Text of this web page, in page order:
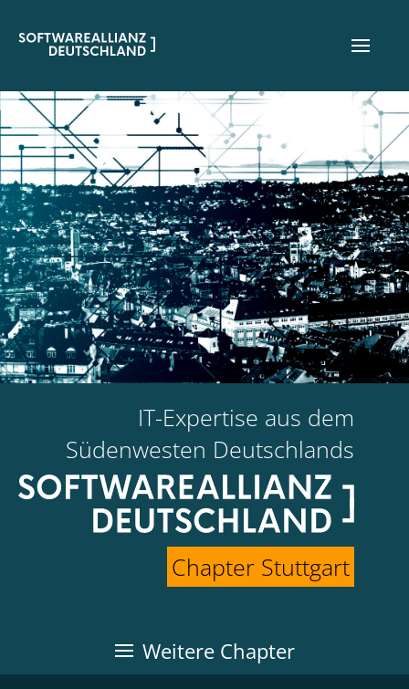
IT-Expertise aus dem
Südenwesten Deutschlands
Chapter Stuttgart
Weitere Chapter